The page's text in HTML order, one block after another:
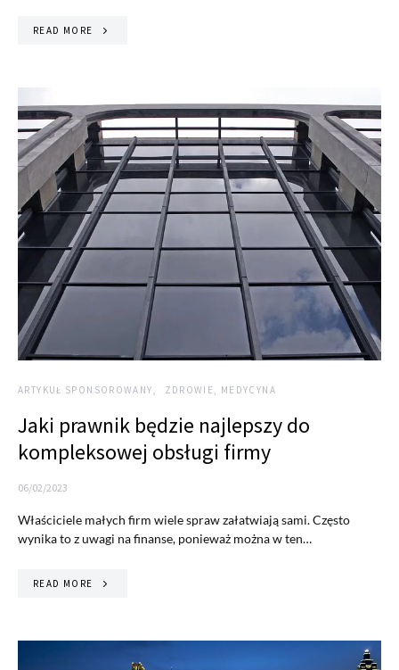
READ MORE
ARTYKUŁ SPONSOROWANY ZDROWIE, MEDYCYNA
Jaki prawnik będzie najlepszy do
kompleksowej obsługi firmy
06/02/2023
Właściciele małych firm wiele spraw załatwiają sami. Często
wynika to z uwagi na finanse, ponieważ można w ten…
READ MORE